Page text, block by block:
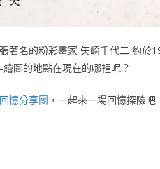
著名的粉彩畫家 矢崎千代二 約於
圖的地點在現在的哪裡呢？
憶分享團 ，一起來一場回憶探險吧